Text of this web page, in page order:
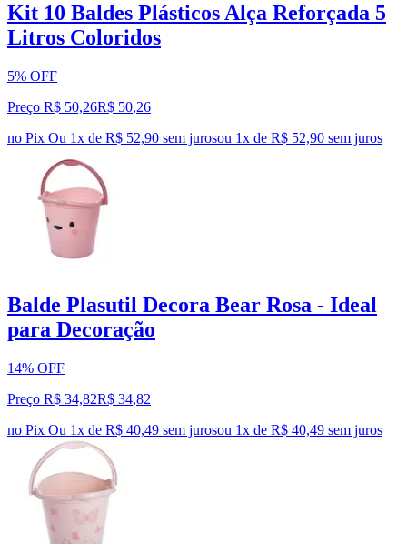
Kit 10 Baldes Plásticos Alça Reforçada 5
Litros Coloridos
5% OFF
Preço R$ 50,26R$ 50,26
no Pix Ou 1x de R$ 52,90 sem jurosou 1x de R$ 52,90 sem juros
Balde Plasutil Decora Bear Rosa - Ideal
para Decoração
14% OFF
Preço R$ 34,82R$ 34,82
no Pix Ou 1x de R$ 40,49 sem jurosou 1x de R$ 40,49 sem juros